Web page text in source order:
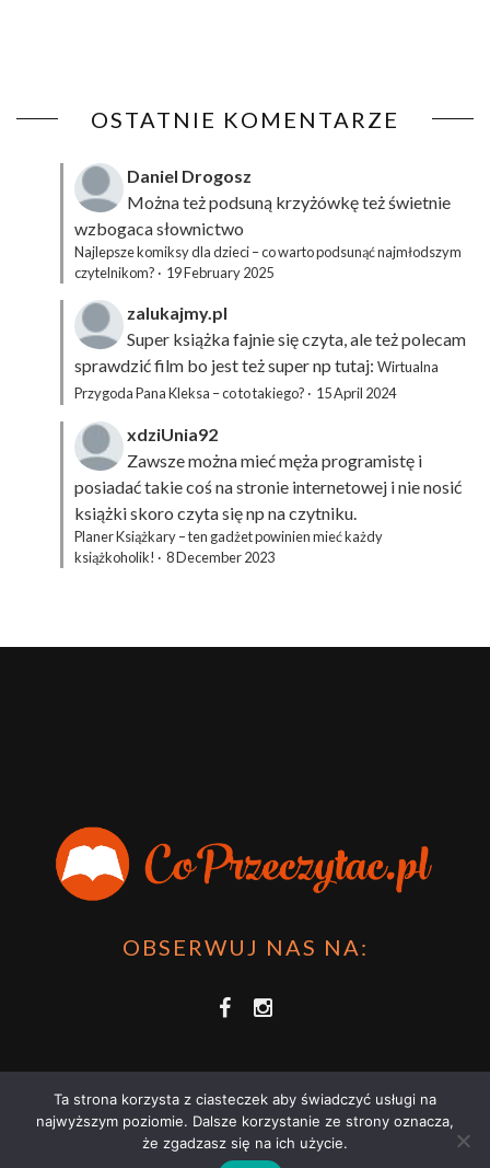
OSTATNIE KOMENTARZE
Daniel Drogosz
Można też podsuną krzyżówkęteż świetnie
wzbogaca słownictwo
Najlepsze komiksy dla dzieci – co warto podsunąć najmłodszym
czytelnikom? · 19 February 2025
zalukajmy.pl
Super książka fajnie się czyta, ale też polecam
sprawdzić film bo jest też super np tutaj: Wirtualna
Przygoda Pana Kleksa – co to takiego? · 15 April 2024
xdziUnia92
Zawsze można mieć męża programistę i
posiadać takie coś na stronie internetowej i nie nosić
książki skoro czyta się np na czytniku.
Planer Książkary – ten gadżet powinien mieć każdy
książkoholik! · 8 December 2023
OBSERWUJ NAS NA:
COPRZECZYTAĆ.PL 2021 | STRONA WYKORZYSTUJE PLIKI COOKIES |
Ta strona korzysta z ciasteczek aby świadczyć usługi na
najwyższym poziomie. Dalsze korzystanie ze strony oznacza,
że zgadzasz się na ich użycie.